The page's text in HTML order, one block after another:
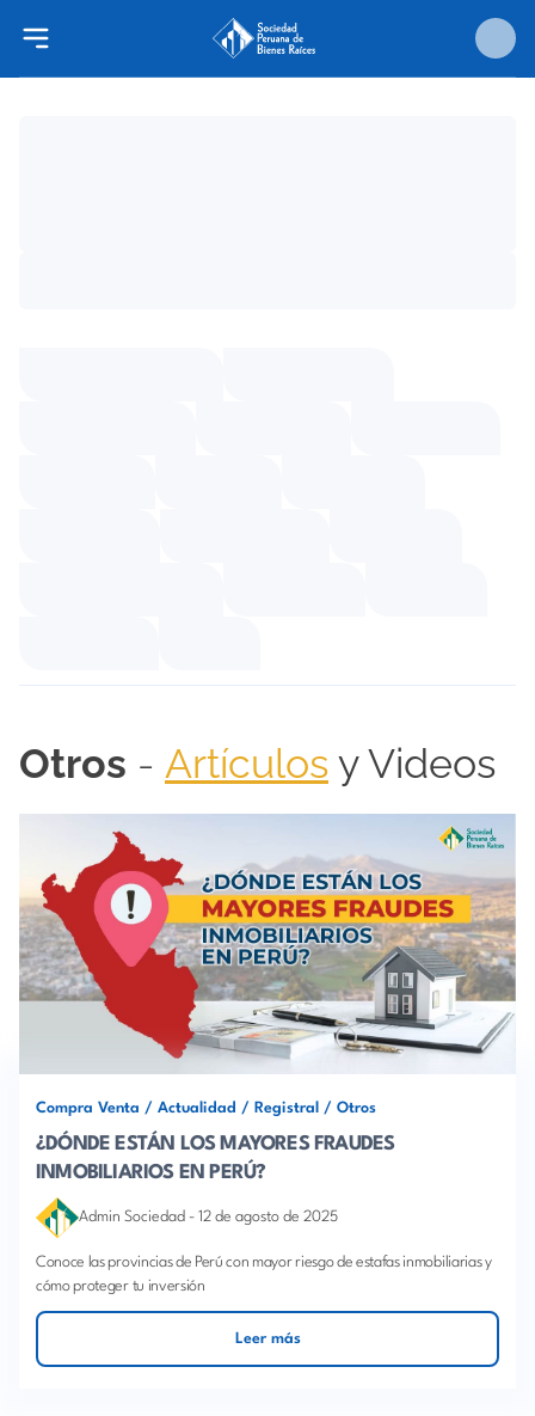
Otros - Artículos yVideos
Compra Venta / Actualidad / Registral / Otros
¿DÓNDE ESTÁN LOS MAYORES FRAUDES
INMOBILIARIOS EN PERÚ?
Admin Sociedad - 12 de agosto de 2025
Conoce las provincias de Perú con mayor riesgo de estafas inmobiliarias y
cómo proteger tu inversión
Leer más